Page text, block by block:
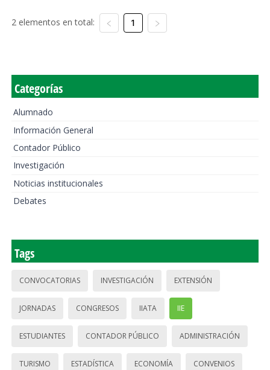
2 elementos en total: 1
Categorías
Alumnado
Información General
Contador Público
Investigación
Noticias institucionales
Debates
Tags
CONVOCATORIAS INVESTIGACIÓN EXTENSIÓN
JORNADAS CONGRESOS IIATA IIE
ESTUDIANTES CONTADOR PÚBLICO ADMINISTRACIÓN
TURISMO ESTADÍSTICA ECONOMÍA CONVENIOS